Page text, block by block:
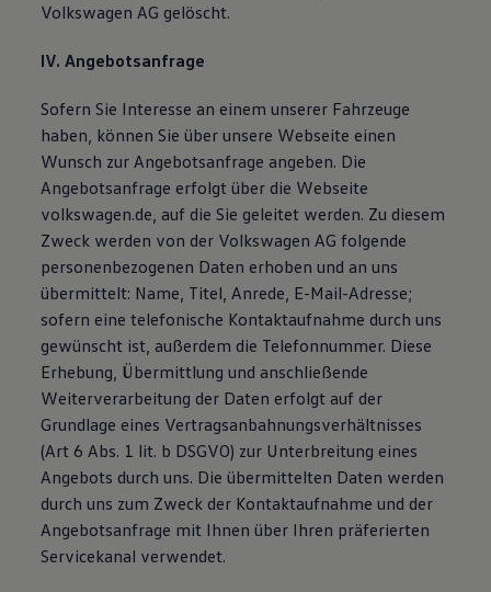
Volkswagen AG gelöscht.
IV. Angebotsanfrage
Sofern Sie Interesse an einem unserer Fahrzeuge
haben, können Sie über unsere Webseite einen
Wunsch zur Angebotsanfrage angeben. Die
Angebotsanfrage erfolgt über die Webseite
volkswagen.de, auf die Sie geleitet werden. Zu diesem
Zweck werden von der Volkswagen AG folgende
personenbezogenen Daten erhoben und an uns
übermittelt: Name, Titel, Anrede, E-Mail-Adresse;
sofern eine telefonische Kontaktaufnahme durch uns
gewünscht ist, außerdem die Telefonnummer. Diese
Erhebung, Übermittlung und anschließende
Weiterverarbeitung der Daten erfolgt auf der
Grundlage eines Vertragsanbahnungsverhältnisses
(Art 6 Abs. 1 lit. b DSGVO) zur Unterbreitung eines
Angebots durch uns. Die übermittelten Daten werden
durch uns zum Zweck der Kontaktaufnahme und der
Angebotsanfrage mit Ihnen über Ihren präferierten
Servicekanal verwendet.